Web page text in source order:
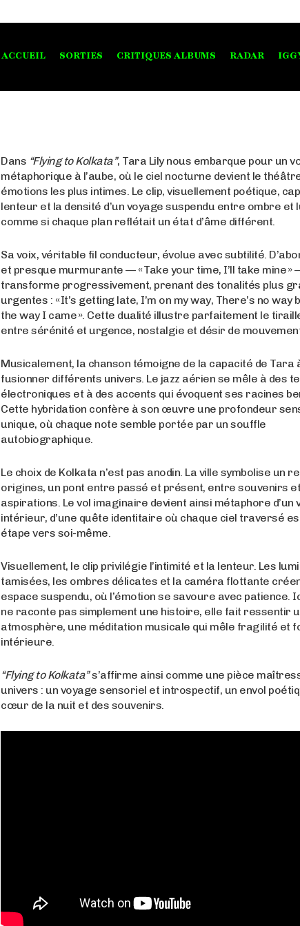
ACCUEIL SORTIES CRITIQUES ALBUMS RADAR
Dans “Flying to Kolkata”, Tara Lily nous embarque pour un
métaphorique à l’aube, où le ciel nocturne devient le
émotions les plus intimes. Le clip, visuellement poétique,
lenteur et la densité d’un voyage suspendu entre ombre et
comme si chaque plan reflétait un état d’âme différent.
Sa voix, véritable fil conducteur, évolue avec subtilité.
et presque murmurante — « Take your time, I’ll take mine »
transforme progressivement, prenant des tonalités plus
urgentes : « It’s getting late, I’m on my way, There’s no way
the way I came ». Cette dualité illustre parfaitement le
entre sérénité et urgence, nostalgie et désir de
Musicalement, la chanson témoigne de la capacité de Tara
fusionner différents univers. Le jazz aérien se mêle à des
électroniques et à des accents qui évoquent ses racines
Cette hybridation confère à son œuvre une profondeur
unique, où chaque note semble portée par un souffle
autobiographique.
Le choix de Kolkata n’est pas anodin. La ville symbolise un
origines, un pont entre passé et présent, entre souvenirs et
aspirations. Le vol imaginaire devient ainsi métaphore d’un
intérieur, d’une quête identitaire où chaque ciel traversé
étape vers soi-même.
Visuellement, le clip privilégie l’intimité et la lenteur. Les
tamisées, les ombres délicates et la caméra flottante
espace suspendu, où l’émotion se savoure avec patience.
ne raconte pas simplement une histoire, elle fait ressentir
atmosphère, une méditation musicale qui mêle fragilité et
intérieure.
“Flying to Kolkata”s’affirme ainsi comme une pièce
univers : un voyage sensoriel et introspectif, un envol
cœur de la nuit et des souvenirs.